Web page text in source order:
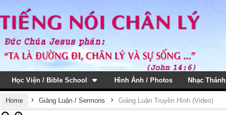
Học Viện / Bible School Hình Ảnh / Photos Nhạc Thánh
Home › Giảng Luận / Sermons › Giảng Luận Truyền Hình (Video)